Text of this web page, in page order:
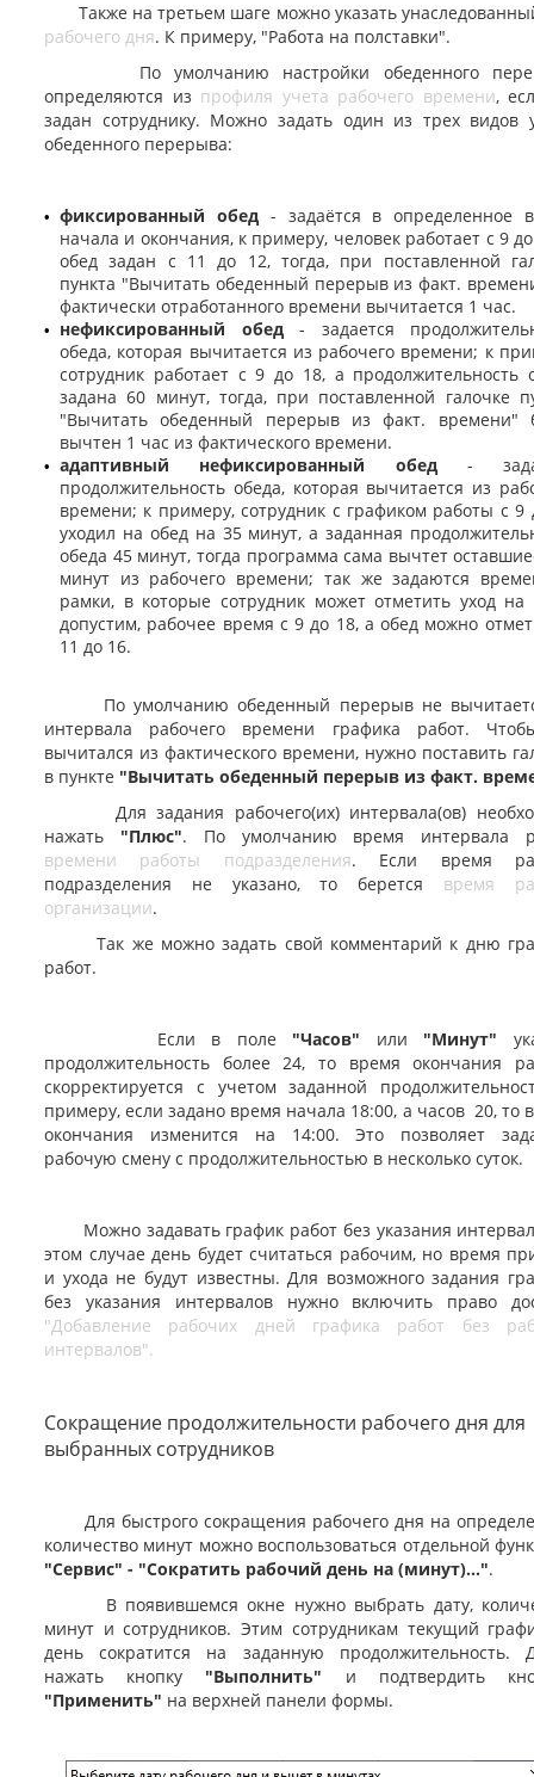
Также на третьем шаге можно указать
рабочего дня. К примеру, "Работа на полставки".
По умолчанию настройки обеденного
определяются из профиля учета рабочего времени,
задан сотруднику. Можно задать один из трех видов
обеденного перерыва:
• фиксированный обед- задаётся в определенное
начала и окончания, к примеру, человек работает с 9
обед задан с 11 до 12, тогда, при поставленной
пункта "Вычитать обеденный перерыв из факт.
фактически отработанного времени вычитается 1 час.
• нефиксированный обед- задается
обеда, которая вычитается из рабочего времени; к
сотрудник работает с 9 до 18, а продолжительность
задана 60 минут, тогда, при поставленной галочке
"Вычитать обеденный перерыв из факт. времени"
вычтен 1 час из фактического времени.
• адаптивный нефиксированный обед-
продолжительность обеда, которая вычитается из
времени; к примеру, сотрудник с графиком работы с 9
уходил на обед на 35 минут, а заданная
обеда 45 минут, тогда программа сама вычтет
минут из рабочего времени; так же задаются
рамки, в которые сотрудник может отметить уход на
допустим, рабочее время с 9 до 18, а обед можно
11 до 16.
По умолчанию обеденный перерыв не
интервала рабочего времени графика работ.
вычитался из фактического времени, нужно поставить
в пункте "Вычитать обеденный перерыв из факт.
Для задания рабочего(их) интервала(ов)
нажать "Плюс". По умолчанию время интервала
времени работы подразделения. Если время
подразделения не указано, то берется время
организации.
Так же можно задать свой комментарий к дню
работ.
Если в поле "Часов" или "Минут"
продолжительность более 24, то время окончания
скорректируется с учетом заданной
примеру, если задано время начала 18:00, а часов 20, то
окончания изменится на 14:00. Это позволяет
рабочую смену с продолжительностью в несколько суток.
Можно задавать график работ без указания
этом случае день будет считаться рабочим, но время
и ухода не будут известны. Для возможного задания
без указания интервалов нужно включить право
"Добавление рабочих дней графика работ без
интервалов".
Сокращение продолжительности рабочего дня для
выбранных сотрудников
Для быстрого сокращения рабочего дня на
количество минут можно воспользоваться отдельной
"Сервис" - "Сократить рабочий день на (минут)...".
В появившемся окне нужно выбрать дату,
минут и сотрудников. Этим сотрудникам текущий
день сократится на заданную продолжительность.
нажать кнопку "Выполнить" и подтвердить
"Применить" на верхней панели формы.